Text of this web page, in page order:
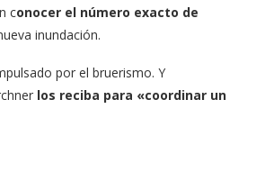
conocer el número exacto de
inundación.
por el bruerismo. Y
los reciba para «coordinar un